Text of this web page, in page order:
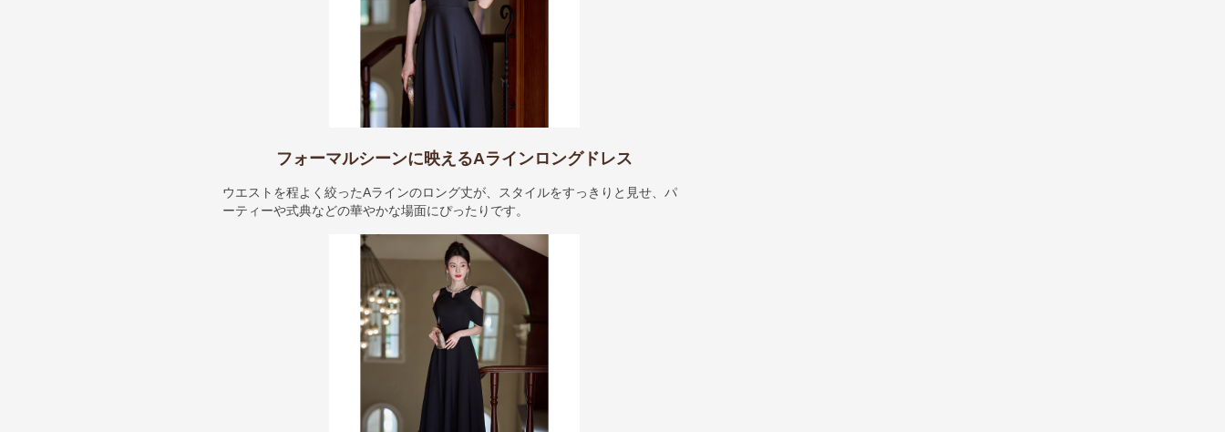
フォーマルシーンに映えるAラインロングドレス
ウエストを程よく絞ったAラインのロング丈が、スタイルをすっきりと見せ、パ
ーティーや式典などの華やかな場面にぴったりです。